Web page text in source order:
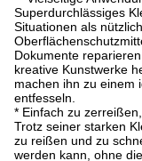
Superdurchlässiges
Situationen als
Dokumente
kreative Kunstwerke
machen ihn zu einem
entfesseln.
* Einfach zu
Trotz seiner starken
zu reißen und zu
werden kann, ohne